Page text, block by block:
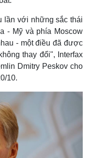
lần với những sắc thái
- Mỹ và phía Moscow
- một điều đã được
thay đổi", Interfax
Dmitry Peskov cho
10.